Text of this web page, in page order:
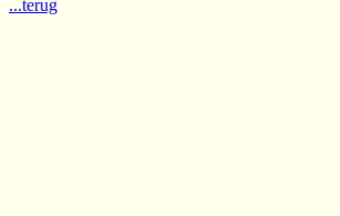
...terug